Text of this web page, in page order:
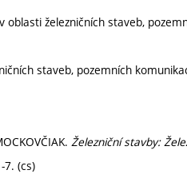
železničních staveb,
staveb, pozemních
Železniční stavby:
7. (cs)